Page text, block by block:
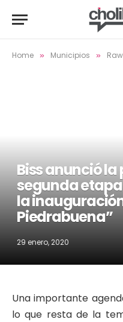
Home » Municipios »
Biss anunció
segunda
la
Piedrabuena”
29 enero, 2020
Una importante
lo que resta de la